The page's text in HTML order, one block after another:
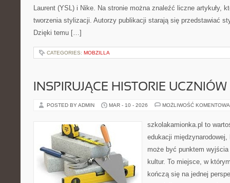
Laurent (YSL) i Nike. Na stronie można znaleźć liczne artykuły,
tworzenia stylizacji. Autorzy publikacji starają się przedstawiać
Dzięki temu […]
CATEGORIES: MOBZILLA
INSPIRUJĄCE HISTORIE
POSTED BY ADMIN MAR - 10 - 2026 MOŻLIWOŚĆ
szkolakamionka.pl to
edukacji
może być punktem
kultur. To miejsce, w
kończą się na jednej